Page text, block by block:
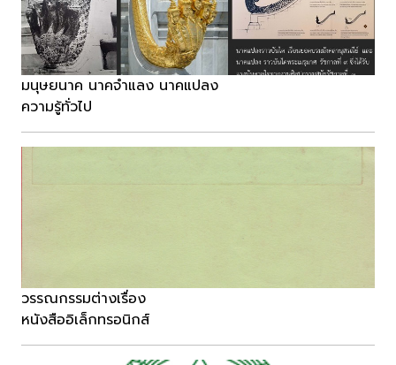
มนุษยนาค นาคจำแลง นาคแปลง
ความรู้ทั่วไป
วรรณกรรมต่างเรื่อง
หนังสืออิเล็กทรอนิกส์